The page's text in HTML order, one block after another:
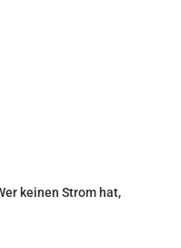
keinen Strom hat,